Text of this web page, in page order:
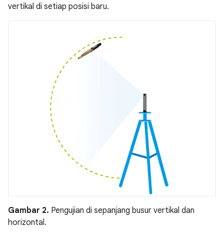
vertikal di setiap posisi baru.
Gambar 2. Pengujian di sepanjang busur vertikal dan
horizontal.